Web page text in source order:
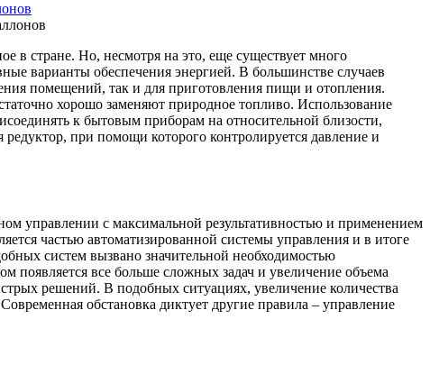
в стране. Но, несмотря на это, еще существует много
варианты обеспечения энергией. В большинстве случаев
помещений, так и для приготовления пищи и отопления.
хорошо заменяют природное топливо. Использование
к бытовым приборам на относительной близости,
редуктор, при помощи которого контролируется давление и
управлении с максимальной результативностью и применением
частью автоматизированной системы управления и в итоге
систем вызвано значительной необходимостью
появляется все больше сложных задач и увеличение объема
решений. В подобных ситуациях, увеличение количества
обстановка диктует другие правила – управление